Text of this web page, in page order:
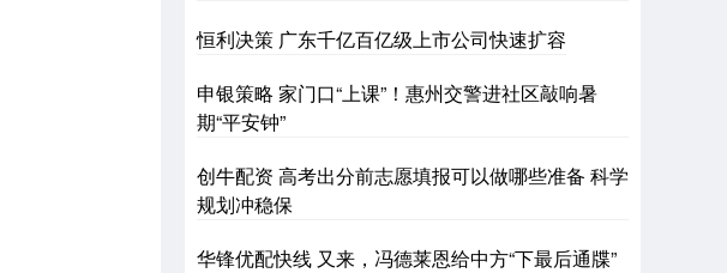
恒利决策 广东千亿百亿级上市公司快速扩容
申银策略 家门口“上课”！惠州交警进社区敲响暑
期“平安钟”
创牛配资 高考出分前志愿填报可以做哪些准备 科学
规划冲稳保
华锋优配快线 又来，冯德莱恩给中方“下最后通牒”